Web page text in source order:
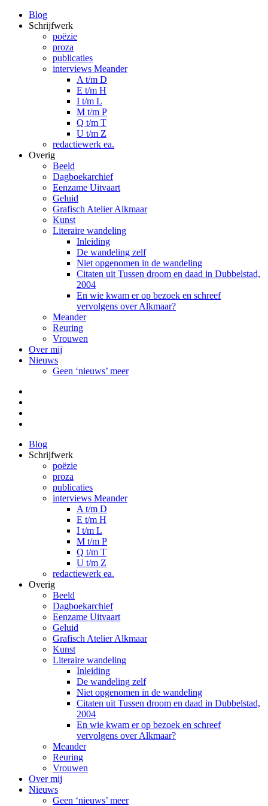
Blog
Schrijfwerk
poëzie
proza
publicaties
interviews Meander
A t/m D
E t/m H
I t/m L
M t/m P
Q t/m T
U t/m Z
redactiewerk ea.
Overig
Beeld
Dagboekarchief
Eenzame Uitvaart
Geluid
Grafisch Atelier Alkmaar
Kunst
Literaire wandeling
Inleiding
De wandeling zelf
Niet opgenomen in de wandeling
Citaten uit Tussen droom en daad in Dubbelstad,
2004
En wie kwam er op bezoek en schreef
vervolgens over Alkmaar?
Meander
Reuring
Vrouwen
Over mij
Nieuws
Geen ‘nieuws’ meer
Blog
Schrijfwerk
poëzie
proza
publicaties
interviews Meander
A t/m D
E t/m H
I t/m L
M t/m P
Q t/m T
U t/m Z
redactiewerk ea.
Overig
Beeld
Dagboekarchief
Eenzame Uitvaart
Geluid
Grafisch Atelier Alkmaar
Kunst
Literaire wandeling
Inleiding
De wandeling zelf
Niet opgenomen in de wandeling
Citaten uit Tussen droom en daad in Dubbelstad,
2004
En wie kwam er op bezoek en schreef
vervolgens over Alkmaar?
Meander
Reuring
Vrouwen
Over mij
Nieuws
Geen ‘nieuws’ meer